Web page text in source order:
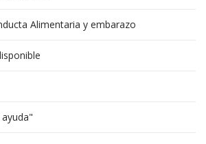
Alimentaria y embarazo